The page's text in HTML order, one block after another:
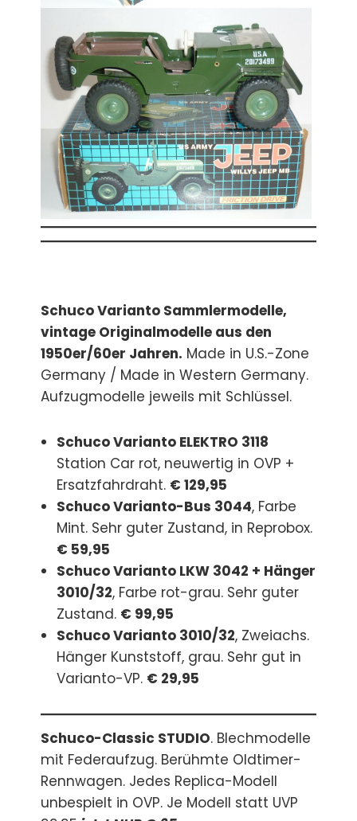
Schuco Varianto Sammlermodelle,
vintage Originalmodelle aus den
1950er/60er Jahren. Made in U.S.-Zone
Germany / Made in Western Germany.
Aufzugmodelle jeweils mit Schlüssel.
Schuco Varianto ELEKTRO 3118
Station Car rot, neuwertig in OVP +
Ersatzfahrdraht. € 129,95
Schuco Varianto-Bus 3044, Farbe
Mint. Sehr guter Zustand, in Reprobox.
€ 59,95
Schuco Varianto LKW 3042 + Hänger
3010/32, Farbe rot-grau. Sehr guter
Zustand. € 99,95
Schuco Varianto 3010/32, Zweiachs.
Hänger Kunststoff, grau. Sehr gut in
Varianto-VP. € 29,95
Schuco-Classic STUDIO. Blechmodelle
mit Federaufzug. Berühmte Oldtimer-
Rennwagen. Jedes Replica-Modell
unbespielt in OVP. Je Modell statt UVP